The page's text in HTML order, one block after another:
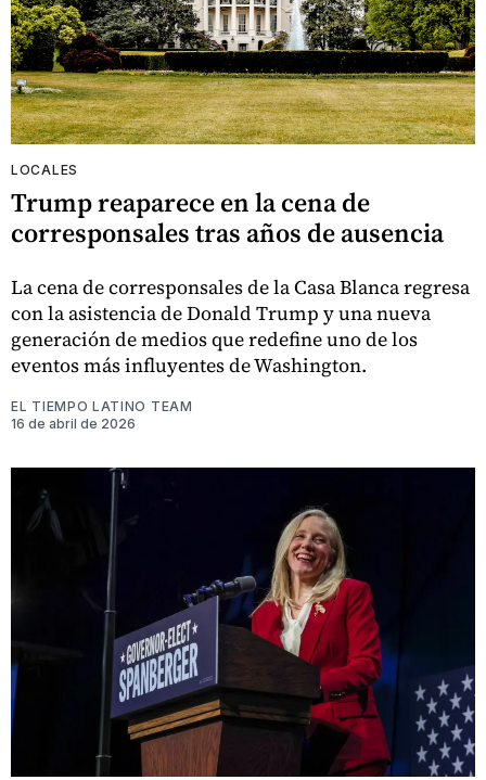
LOCALES
Trump reaparece en la cena de
corresponsales tras años de ausencia
La cena de corresponsales de la Casa Blanca regresa
con la asistencia de Donald Trump y una nueva
generación de medios que redefine uno de los
eventos más influyentes de Washington.
EL TIEMPO LATINO TEAM
16 de abril de 2026